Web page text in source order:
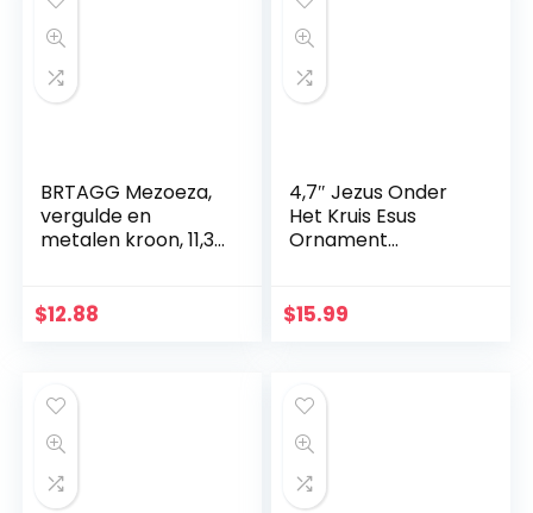
geschenk
decoratie
BRTAGG Mezoeza,
vergulde en
metalen kroon, 11,3
$12.88
4,7″ Jezus Onder
Het Kruis Esus
Ornament
Kerstmis
$15.99